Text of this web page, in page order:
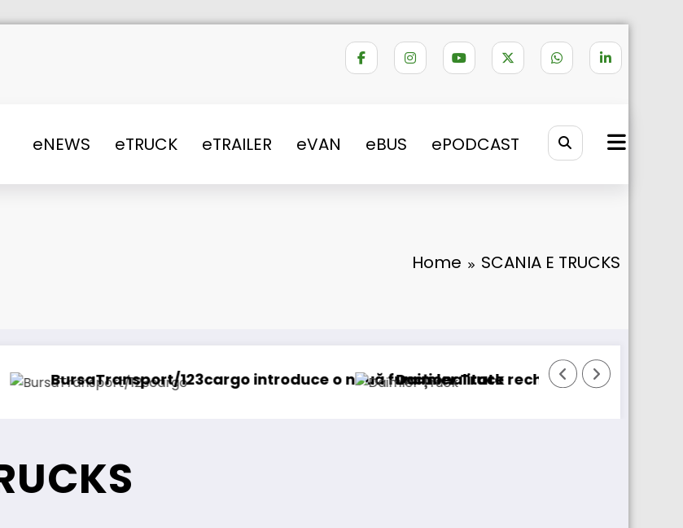
eNEWS eTRUCK eTRAILER eVAN eBUS ePODCAST
Home SCANIA E TRUCKS
123cargo introduce o nouă funcționalitateDaimler Truck recheamă în service peste